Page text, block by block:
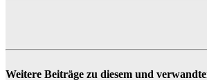
Weitere Beiträge zu diesem und